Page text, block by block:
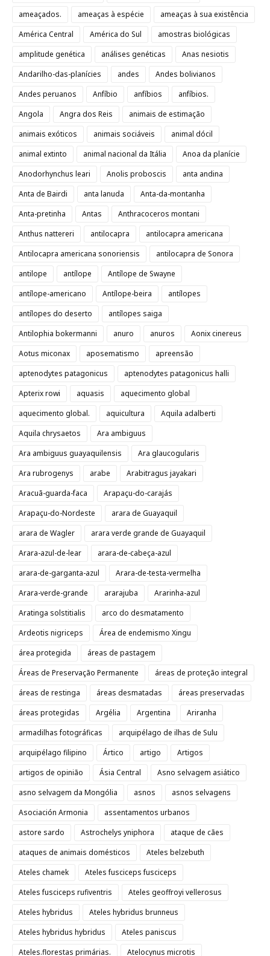
ameaçados.
ameaças à espécie
ameaças à sua existência
América Central
América do Sul
amostras biológicas
amplitude genética
análises genéticas
Anas nesiotis
Andarilho-das-planícies
andes
Andes bolivianos
Andes peruanos
Anfíbio anfíbios
anfíbios.
Angola
Angra dos Reis
animais de estimação
animais exóticos
animais sociáveis
animal dócil
animal extinto
animal nacional da Itália
Anoa da planície
Anodorhynchus leari
Anolis proboscis
anta andina
Anta de Bairdi
anta lanuda
Anta-da-montanha
Anta-pretinha
Antas
Anthracoceros montani
Anthus nattereri
antilocapra
antilocapra americana
Antilocapra americana sonoriensis
antilocapra de Sonora
antilope
antílope
Antílope de Swayne
antílope-americano
Antílope-beira
antílopes
antílopes do deserto
antílopes saiga
Antilophia bokermanni
anuro anuros
Aonix cinereus
Aotus miconax
aposematismo
apreensão
aptenodytes patagonicus
aptenodytes patagonicus halli
Apterix rowi
aquasis
aquecimento global
aquecimento global.
aquicultura
Aquila adalberti
Aquila chrysaetos
Ara ambiguus
Ara ambiguus guayaquilensis
Ara glaucogularis
Ara rubrogenys
arabe
Arabitragus jayakari
Aracuã-guarda-faca
Arapaçu-do-carajás
Arapaçu-do-Nordeste
arara de Guayaquil
arara de Wagler
arara verde grande de Guayaquil
Arara-azul-de-lear
arara-de-cabeça-azul
arara-de-garganta-azul
Arara-de-testa-vermelha
Arara-verde-grande
ararajuba
Ararinha-azul
Aratinga solstitialis
arco do desmatamento
Ardeotis nigriceps
Área de endemismo Xingu
área protegida
áreas de pastagem
Áreas de Preservação Permanente
áreas de proteção integral
áreas de restinga
áreas desmatadas
áreas preservadas
áreas protegidas
Argélia Argentina
Ariranha
armadilhas fotográficas
arquipélago de ilhas de Sulu
arquipélago filipino
Ártico artigo
Artigos
artigos de opinião
Ásia Central
Asno selvagem asiático
asno selvagem da Mongólia
asnos
asnos selvagens
Asociación Armonia
assentamentos urbanos
astore sardo
Astrochelys yniphora
ataque de cães
ataques de animais domésticos
Ateles belzebuth
Ateles chamek
Ateles fusciceps fusciceps
Ateles fusciceps rufiventris
Ateles geoffroyi vellerosus
Ateles hybridus
Ateles hybridus brunneus
Ateles hybridus hybridus
Ateles paniscus
Ateles.florestas primárias.
Atelocynus microtis